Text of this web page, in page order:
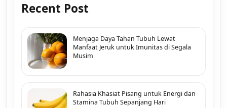
Recent Post
Menjaga Daya Tahan Tubuh Lewat
Manfaat Jeruk untuk Imunitas di Segala
Musim
Rahasia Khasiat Pisang untuk Energi dan
Stamina Tubuh Sepanjang Hari